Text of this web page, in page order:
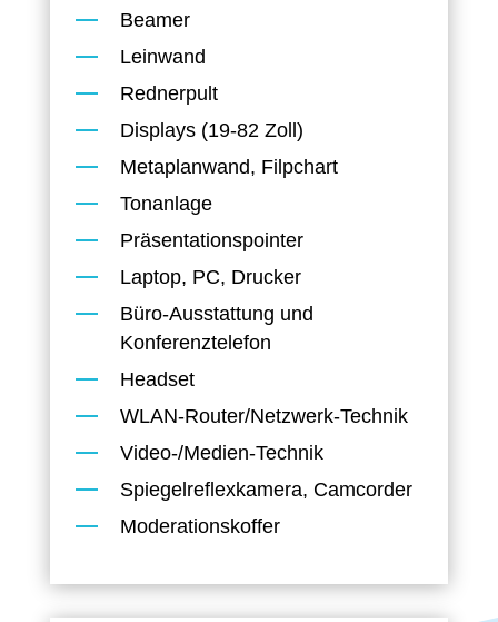
Beamer
Leinwand
Rednerpult
Displays (19-82 Zoll)
Metaplanwand, Filpchart
Tonanlage
Präsentationspointer
Laptop, PC, Drucker
Büro-Ausstattung und
Konferenztelefon
Headset
WLAN-Router/Netzwerk-Technik
Video-/Medien-Technik
Spiegelreflexkamera, Camcorder
Moderationskoffer